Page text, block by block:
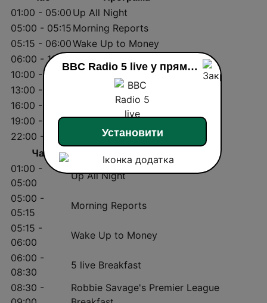
01:00 - 05:00 Up All Night
05:00 - 05:15 Morning Reports
05:15 - 06:00Wake Up to Money
06:00 - 10:00
10:00 - 13:00
The Emma Barnet Show
13:00 - 16:00
Afternoon Edition
16:00 - 19:00
5 live Drive
19:00 - 22:005 live Sport
22:00 - 01:00
Phil Williams
Час
01:00 -
05:00
Up All Night
05:00 -
05:15
Morning Reports
05:15 -
06:00
Wake Up to Money
06:00 -
08:30
5 live Breakfast
08:30 -
Robbie Savage's Premier League
BBC Radio 5 live у прямому ефір
Установити